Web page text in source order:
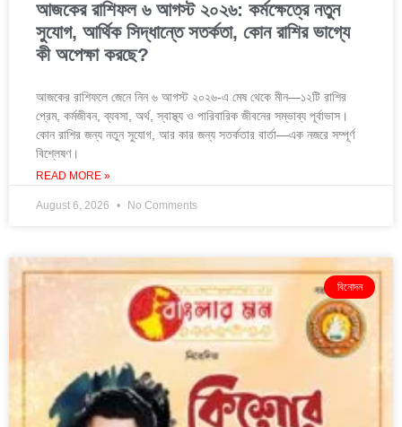
আজকের রাশিফল ৬ আগস্ট ২০২৬: কর্মক্ষেত্রে নতুন
সুযোগ, আর্থিক সিদ্ধান্তে সতর্কতা, কোন রাশির ভাগ্যে
কী অপেক্ষা করছে?
আজকের রাশিফলে জেনে নিন ৬ আগস্ট ২০২৬-এ মেষ থেকে মীন—১২টি রাশির
প্রেম, কর্মজীবন, ব্যবসা, অর্থ, স্বাস্থ্য ও পারিবারিক জীবনের সম্ভাব্য পূর্বাভাস।
কোন রাশির জন্য নতুন সুযোগ, আর কার জন্য সতর্কতার বার্তা—এক নজরে সম্পূর্ণ
বিশ্লেষণ।
READ MORE »
August 6, 2026 No Comments
বিনোদন